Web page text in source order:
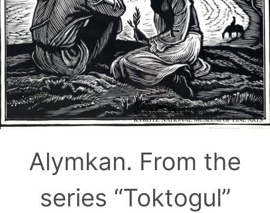
Alymkan. From the
series “Toktogul”